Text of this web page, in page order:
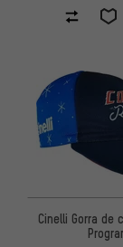
Cinelli Gorra de